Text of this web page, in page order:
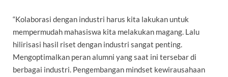
“Kolaborasi dengan industri harus kita lakukan untuk
mempermudah mahasiswa kita melakukan magang. Lalu
hilirisasi hasil riset dengan industri sangat penting.
Mengoptimalkan peran alumni yang saat ini tersebar di
berbagai industri. Pengembangan mindset kewirausahaan